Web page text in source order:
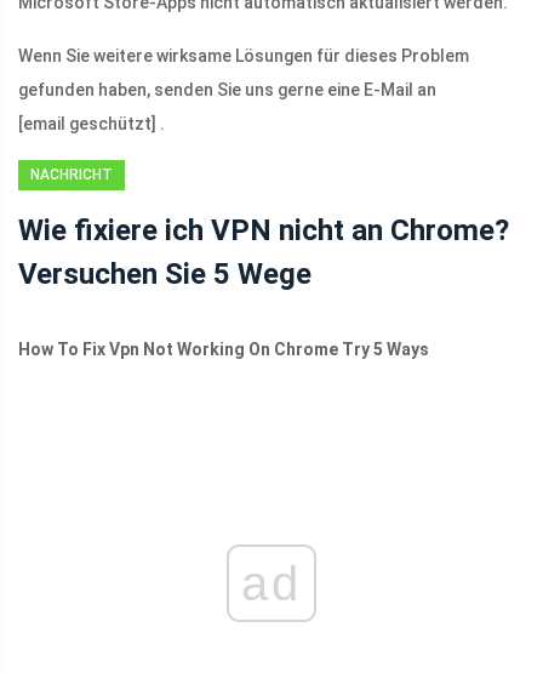
Wenn Sie weitere wirksame Lösungen für dieses Problem
gefunden haben, senden Sie uns gerne eine E-Mail an
[email geschützt] .
NACHRICHT
Wie fixiere ich VPN nicht an Chrome?
Versuchen Sie 5 Wege
How To Fix Vpn Not Working On Chrome Try 5 Ways
ad